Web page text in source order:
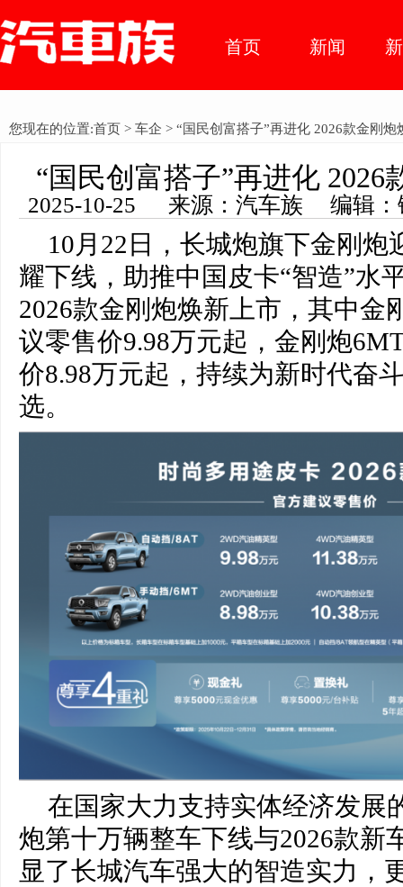
首页 新闻
您现在的位置:首页 > 车企 > “国民创富搭子”再进化 2026款金刚炮
“国民创富搭子”再进化 2026
2025-10-25 来源：汽车族 编辑
10月22日，长城炮旗下金刚炮
耀下线，助推中国皮卡“智造”水
2026款金刚炮焕新上市，其中金
议零售价9.98万元起，金刚炮
价8.98万元起，持续为新时代奋
选。
在国家大力支持实体经济发展
炮第十万辆整车下线与2026款新
显了长城汽车强大的智造实力，